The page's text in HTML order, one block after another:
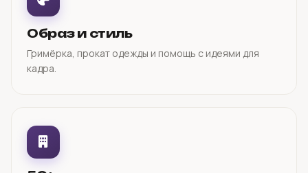
Образ и стиль
Гримёрка, прокат одежды и помощь с идеями для
кадра.